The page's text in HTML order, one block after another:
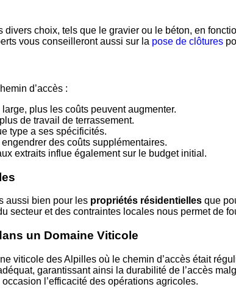
choix, tels que le gravier ou le béton, en
vous conseilleront aussi sur la pose de clôtures
d’accès :
plus les coûts peuvent augmenter.
de travail de terrassement.
type a ses spécificités.
des coûts supplémentaires.
extraits influe également sur le budget initial.
aussi bien pour les propriétés résidentielles que
secteur et des contraintes locales nous permet de
un Domaine Viticole
viticole des Alpilles où le chemin d’accès était
garantissant ainsi la durabilité de l’accès
l’efficacité des opérations agricoles.